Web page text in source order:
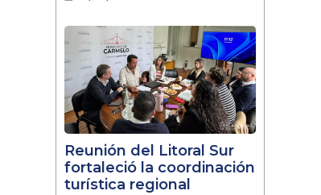
Reunión del Litoral Sur
fortaleció la coordinación
turística regional